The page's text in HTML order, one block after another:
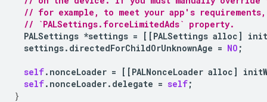
// for example, to meet your app's
// `PALSettings.forceLimitedAds` property.
PALSettings *settings = [[ PALSettings alloc]
init
settings. directedForChildOrUnknownAge = NO ;
self. nonceLoader = [[ PALNonceLoader alloc]
self. nonceLoader. delegate = self;
}